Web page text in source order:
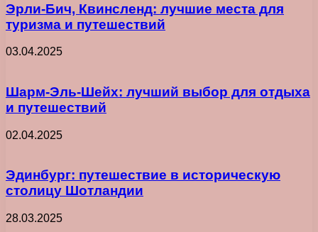
Эрли-Бич, Квинсленд: лучшие места для
туризма и путешествий
03.04.2025
Шарм-Эль-Шейх: лучший выбор для отдыха
и путешествий
02.04.2025
Эдинбург: путешествие в историческую
столицу Шотландии
28.03.2025